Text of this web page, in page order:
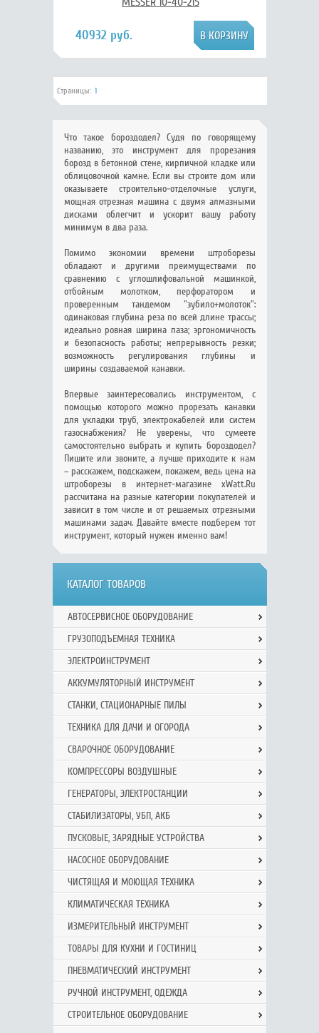
40932 руб.
Страницы: 1
Что такое бороздодел? Судя по говорящему
названию, это инструмент для прорезания
борозд в бетонной стене, кирпичной кладке или
облицовочной камне. Если вы строите дом или
оказываете строительно-отделочные услуги,
мощная отрезная машина с двумя алмазными
дисками облегчит и ускорит вашу работу
минимум в два раза.
Помимо экономии времени штроборезы
обладают и другими преимуществами по
сравнению с углошлифовальной машинкой,
отбойным молотком, перфоратором и
проверенным тандемом "зубило+молоток":
одинаковая глубина реза по всей длине трассы;
идеально ровная ширина паза; эргономичность
и безопасность работы; непрерывность резки;
возможность регулирования глубины и
ширины создаваемой канавки.
Впервые заинтересовались инструментом, с
помощью которого можно прорезать канавки
для укладки труб, электрокабелей или систем
газоснабжения? Не уверены, что сумеете
самостоятельно выбрать и купить бороздодел?
Пишите или звоните, а лучше приходите к нам
– расскажем, подскажем, покажем, ведь цена на
штроборезы в интернет-магазине xWatt.Ru
рассчитана на разные категории покупателей и
зависит в том числе и от решаемых отрезными
машинами задач. Давайте вместе подберем тот
инструмент, который нужен именно вам!
КАТАЛОГ ТОВАРОВ
АВТОСЕРВИСНОЕ ОБОРУДОВАНИЕ
ГРУЗОПОДЪЕМНАЯ ТЕХНИКА
ЭЛЕКТРОИНСТРУМЕНТ
АККУМУЛЯТОРНЫЙ ИНСТРУМЕНТ
СТАНКИ, СТАЦИОНАРНЫЕ ПИЛЫ
ТЕХНИКА ДЛЯ ДАЧИ И ОГОРОДА
СВАРОЧНОЕ ОБОРУДОВАНИЕ
КОМПРЕССОРЫ ВОЗДУШНЫЕ
ГЕНЕРАТОРЫ, ЭЛЕКТРОСТАНЦИИ
СТАБИЛИЗАТОРЫ, УБП, АКБ
ПУСКОВЫЕ, ЗАРЯДНЫЕ УСТРОЙСТВА
НАСОСНОЕ ОБОРУДОВАНИЕ
ЧИСТЯЩАЯ И МОЮЩАЯ ТЕХНИКА
КЛИМАТИЧЕСКАЯ ТЕХНИКА
ИЗМЕРИТЕЛЬНЫЙ ИНСТРУМЕНТ
ТОВАРЫ ДЛЯ КУХНИ И ГОСТИНИЦ
ПНЕВМАТИЧЕСКИЙ ИНСТРУМЕНТ
РУЧНОЙ ИНCТРУМЕНТ, ОДЕЖДА
СТРОИТЕЛЬНОЕ ОБОРУДОВАНИЕ